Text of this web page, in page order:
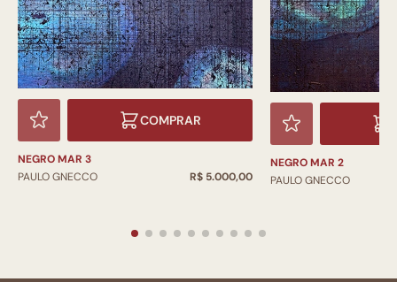
COMPRAR
NEGRO MAR 3
PAULO GNECCO
R$ 5.000,00
NEGRO MAR 2
PAULO GNECCO